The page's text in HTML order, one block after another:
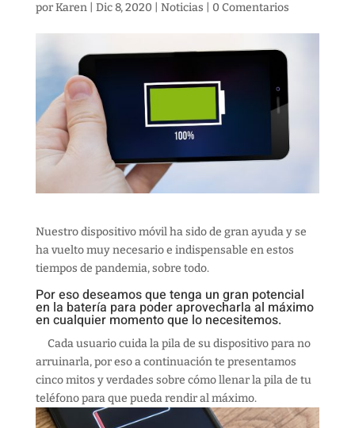
porKaren| Dic 8, 2020 Noticias 0 Comentarios
Nuestro dispositivo móvil ha sido de gran ayuda y se
ha vuelto muy necesario e indispensable en estos
tiempos de pandemia, sobre todo.
Por eso deseamos que tenga un gran potencial
en la batería para poder aprovecharla al máximo
en cualquier momento que lo necesitemos.
Cada usuario cuida la pila de su dispositivo para no
arruinarla, por eso a continuación te presentamos
cinco mitos y verdades sobre cómo llenar la pila de tu
teléfono para que pueda rendir al máximo.